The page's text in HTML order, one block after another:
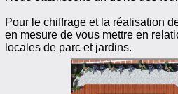
Pour le chiffrage et la réalisation
en mesure de vous mettre en
locales de parc et jardins.